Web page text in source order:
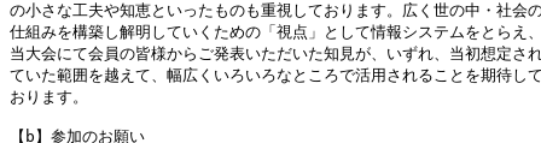
の小さな工夫や知恵といったものも重視しております。広く世の中・社会
仕組みを構築し解明していくための「視点」として情報システムをとらえ、
当大会にて会員の皆様からご発表いただいた知見が、いずれ、当初想定さ
ていた範囲を越えて、幅広くいろいろなところで活用されることを期待して
おります。
【b】参加のお願い